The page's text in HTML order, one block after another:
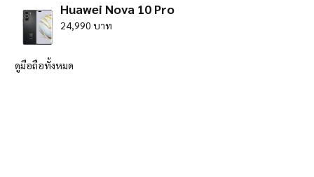
Huawei Nova 10 Pro
24,990 บาท
ดูมือถือทั้งหมด